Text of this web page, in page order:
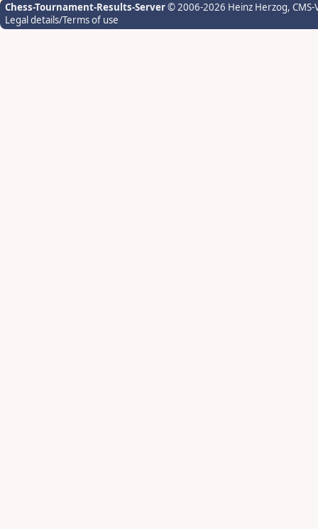
Chess-Tournament-Results-Server© 2006-2026 Heinz Herzog,
Legal details/Terms of use